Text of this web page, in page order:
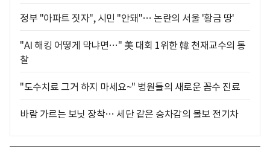
정부 "아파트 짓자", 시민 "안돼"… 논란의 서울 '황금 땅'
"AI 해킹 어떻게 막냐면…" 美 대회 1위한 韓 천재교수의 통
찰
"도수치료 그거 하지 마세요~" 병원들의 새로운 꼼수 진료
바람 가르는 보닛 장착… 세단 같은 승차감의 볼보 전기차